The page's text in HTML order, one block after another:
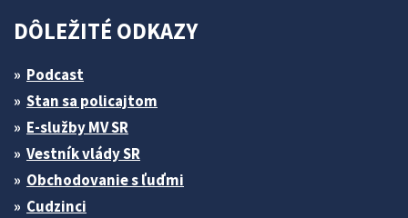
DÔLEŽITÉ ODKAZY
Podcast
Stan sa policajtom
E-služby MV SR
Vestník vlády SR
Obchodovanie s ľuďmi
Cudzinci